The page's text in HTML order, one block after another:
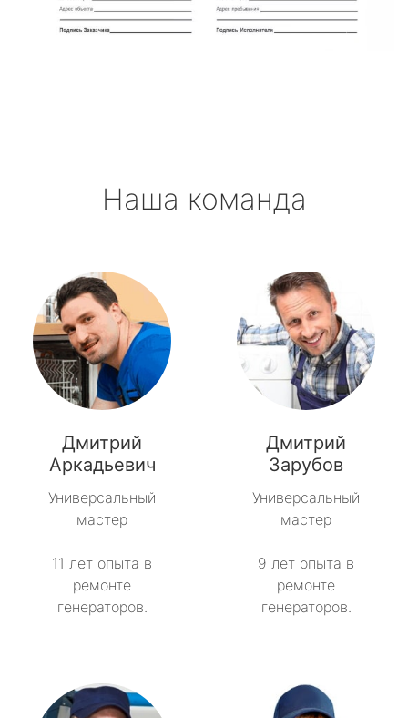
Наша команда
Дмитрий
Аркадьевич
Универсальный
мастер
11 лет опыта в
ремонте
генераторов.
Дмитрий
Зарубов
Универсальный
мастер
9 лет опыта в
ремонте
генераторов.